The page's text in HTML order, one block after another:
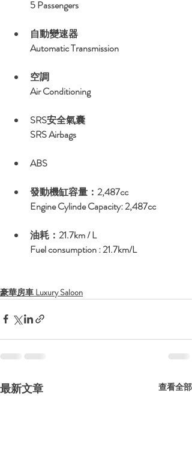
5 Passengers
自動變速器
Automatic Transmission
空調
Air Conditioning
SRS安全氣囊
SRS Airbags
ABS
發動機缸容量：2,487cc
Engine Cylinde Capacity: 2,487cc
油耗：21.7km / L
Fuel consumption : 21.7km/L
豪華房車 Luxury Saloon
最新文章 查看全部